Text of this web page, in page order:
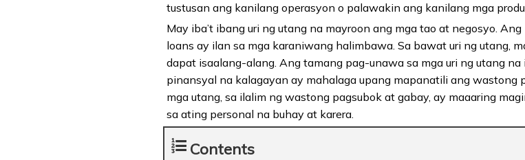
tustusan ang kanilang operasyon o palawakin ang kanilang mga
May iba’t ibang uri ng utang na mayroon ang mga tao at negosyo.
loans ay ilan sa mga karaniwang halimbawa. Sa bawat uri ng utang,
dapat isaalang-alang. Ang tamang pag-unawa sa mga uri ng utang
pinansyal na kalagayan ay mahalaga upang mapanatili ang wastong
mga utang, sa ilalim ng wastong pagsubok at gabay, ay maaaring
sa ating personal na buhay at karera.
Contents